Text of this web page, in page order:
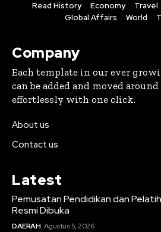
Read History Economy Travel
Global Affairs
World
Company
Each template in our ever
can be added and moved
effortlessly with one click.
About us
Contact us
Latest
Pemusatan Pendidikan dan
Resmi Dibuka
DAERAH Agustus 5, 2026